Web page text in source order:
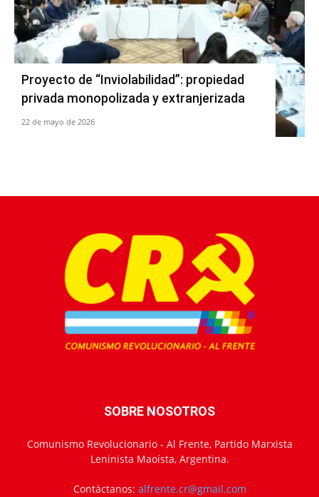
Proyecto de “Inviolabilidad”: propiedad
privada monopolizada y extranjerizada
22 de mayo de 2026
SOBRE NOSOTROS
Comunismo Revolucionario - Al Frente, Partido Marxista
Leninista Maoísta, Argentina.
Contáctanos: alfrente.cr@gmail.com